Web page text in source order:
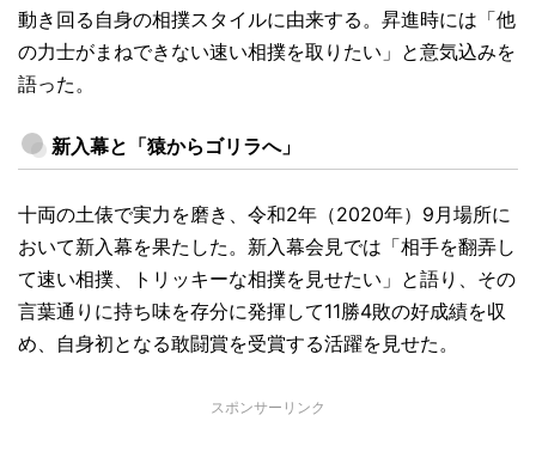
動き回る自身の相撲スタイルに由来する。昇進時には「他
の力士がまねできない速い相撲を取りたい」と意気込みを
語った。
新入幕と「猿からゴリラへ」
十両の土俵で実力を磨き、令和2年（2020年）9月場所に
おいて新入幕を果たした。新入幕会見では「相手を翻弄し
て速い相撲、トリッキーな相撲を見せたい」と語り、その
言葉通りに持ち味を存分に発揮して11勝4敗の好成績を収
め、自身初となる敢闘賞を受賞する活躍を見せた。
スポンサーリンク